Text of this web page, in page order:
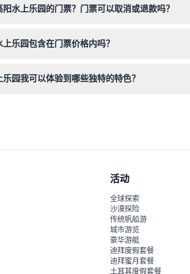
水上乐园的门票？门票可以取消或退款吗？
乐园包含在门票价格内吗？
园我可以体验到哪些独特的特色？
活动
全球探索
沙漠探险
传统帆船游
城市游览
豪华游艇
迪拜度假套餐
迪拜蜜月套餐
土耳其度假套餐